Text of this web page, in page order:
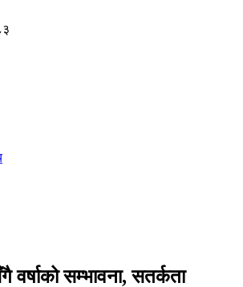
वर्षाको सम्भावना, सतर्कता